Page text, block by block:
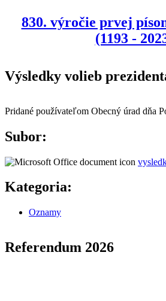
830. výročie prvej
(1193 -
Výsledky volieb
Pridané používateľom Obecný úrad dňa
Subor:
Kategoria:
Oznamy
Referendum 2026